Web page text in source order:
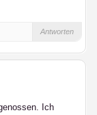
Antworten
Ich